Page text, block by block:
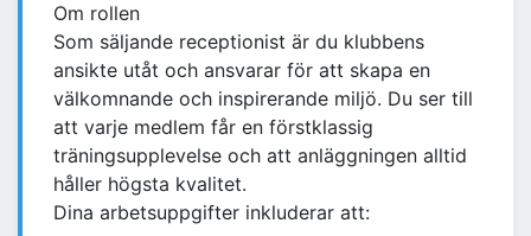
Om rollen
Som säljande receptionist är du klubbens
ansikte utåt och ansvarar för att skapa en
välkomnande och inspirerande miljö. Du ser till
att varje medlem får en förstklassig
träningsupplevelse och att anläggningen alltid
håller högsta kvalitet.
Dina arbetsuppgifter inkluderar att: